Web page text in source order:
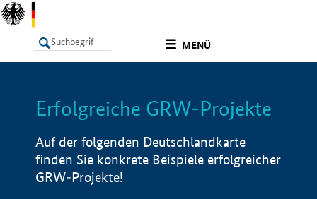
MENÜ
LISTE Info
Erfolgreiche GRW-Projekte
Auf der folgenden Deutschlandkarte
finden Sie konkrete Beispiele erfolgreicher
GRW-Projekte!